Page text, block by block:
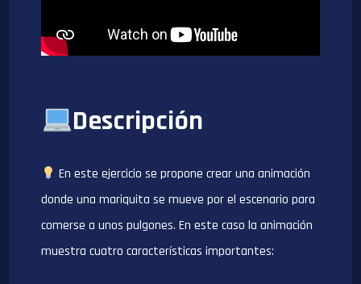
Descripción
En este ejercicio se propone crear una animación
donde una mariquita se mueve por el escenario para
comerse a unos pulgones. En este caso la animación
muestra cuatro características importantes: